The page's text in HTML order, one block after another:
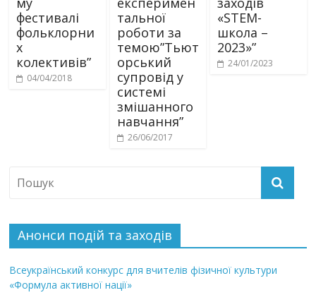
фестивалі
фольклорни
х
колективів”
04/04/2018
тальної
роботи за
темою”Тьют
орський
супровід у
системі
змішанного
навчання”
26/06/2017
«STEM-
школа –
2023»”
24/01/2023
Анонси подій та заходів
Всеукраїнський конкурс для вчителів фізичної культури
«Формула активної нації»